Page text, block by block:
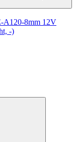
A120-8mm 12V
-)